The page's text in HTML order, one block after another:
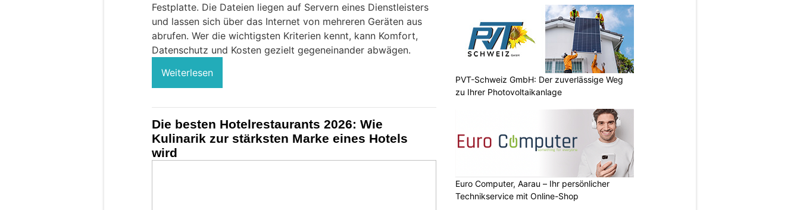
Festplatte. Die Dateien liegen auf Servern eines Dienstleisters
und lassen sich über das Internet von mehreren Geräten aus
abrufen. Wer die wichtigsten Kriterien kennt, kann Komfort,
Datenschutz und Kosten gezielt gegeneinander abwägen.
Weiterlesen
Die besten Hotelrestaurants 2026: Wie
Kulinarik zur stärksten Marke eines Hotels
wird
PVT-Schweiz GmbH: Der zuverlässige Weg
zu Ihrer Photovoltaikanlage
Euro Computer, Aarau – Ihr persönlicher
Technikservice mit Online-Shop